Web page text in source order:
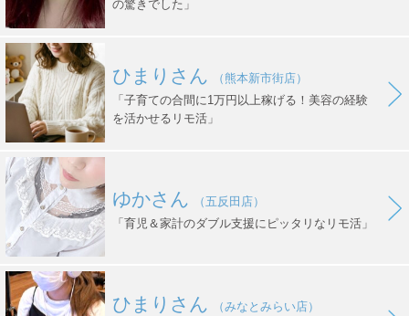
の驚きでした」
ひまりさん
（熊本新市街店）
「子育ての合間に1万円以上稼げる！美容の経験
を活かせるリモ活」
ゆかさん
（五反田店）
「育児＆家計のダブル支援にピッタリなリモ活」
ひまりさん
（みなとみらい店）